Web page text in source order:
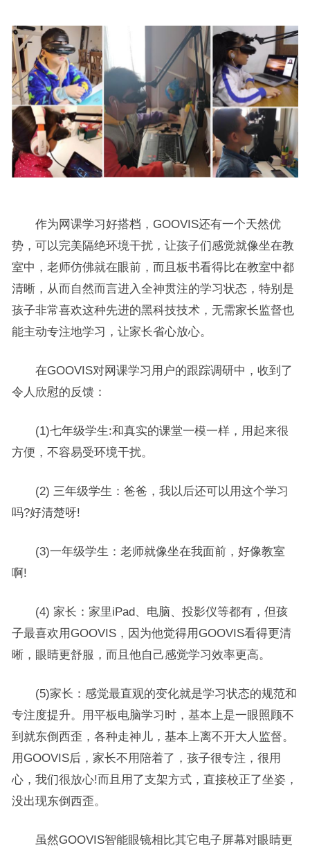
作为网课学习好搭档，GOOVIS还有一个天然优
势，可以完美隔绝环境干扰，让孩子们感觉就像坐在教
室中，老师仿佛就在眼前，而且板书看得比在教室中都
清晰，从而自然而言进入全神贯注的学习状态，特别是
孩子非常喜欢这种先进的黑科技技术，无需家长监督也
能主动专注地学习，让家长省心放心。
在GOOVIS对网课学习用户的跟踪调研中，收到了
令人欣慰的反馈：
(1)七年级学生:和真实的课堂一模一样，用起来很
方便，不容易受环境干扰。
(2) 三年级学生：爸爸，我以后还可以用这个学习
吗?好清楚呀!
(3)一年级学生：老师就像坐在我面前，好像教室
啊!
(4) 家长：家里iPad、电脑、投影仪等都有，但孩
子最喜欢用GOOVIS，因为他觉得用GOOVIS看得更清
晰，眼睛更舒服，而且他自己感觉学习效率更高。
(5)家长：感觉最直观的变化就是学习状态的规范和
专注度提升。用平板电脑学习时，基本上是一眼照顾不
到就东倒西歪，各种走神儿，基本上离不开大人监督。
用GOOVIS后，家长不用陪着了，孩子很专注，很用
心，我们很放心!而且用了支架方式，直接校正了坐姿，
没出现东倒西歪。
虽然GOOVIS智能眼镜相比其它电子屏幕对眼睛更